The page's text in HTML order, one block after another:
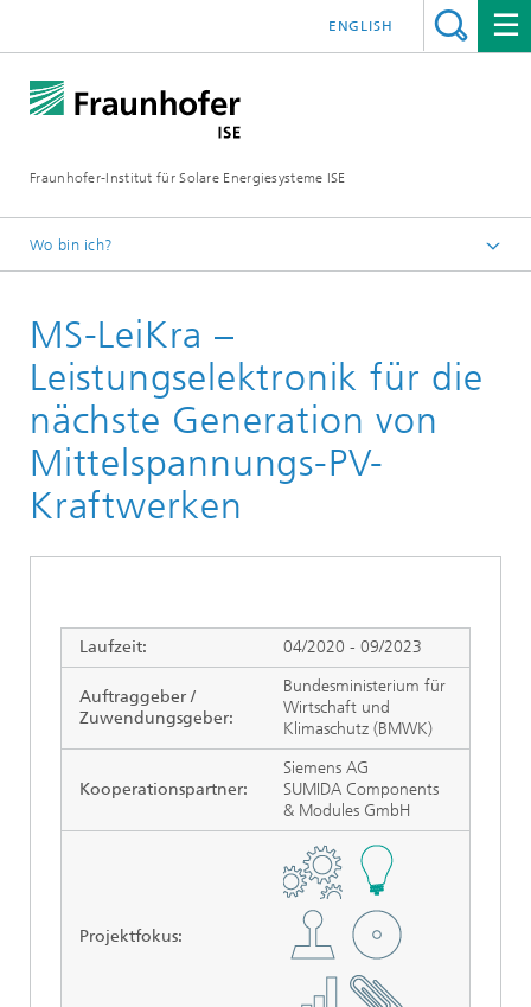
Fraunhofer-Institut für Solare Energiesysteme ISE
ENGLISH
Wo bin ich?
Forschungsprojekte
MS-LeiKra –
Leistungselektronik für die
nächste Generation von
Mittelspannungs-PV-
Kraftwerken
Laufzeit: 04/2020 - 09/2023
Auftraggeber /
Zuwendungsgeber:
Bundesministerium für
Wirtschaft und
Klimaschutz (BMWK)
Kooperationspartner:
Siemens AG
SUMIDA Components
& Modules GmbH
Projektfokus: